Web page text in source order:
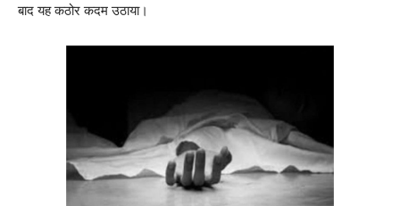
बाद यह कठोर कदम उठाया।